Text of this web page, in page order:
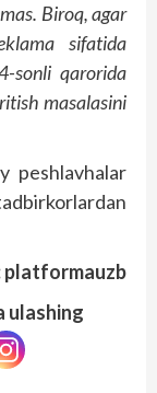
Biroq, agar
sifatida
sonli qarorida
masalasini
peshlavhalar
platformauzb
ulashing